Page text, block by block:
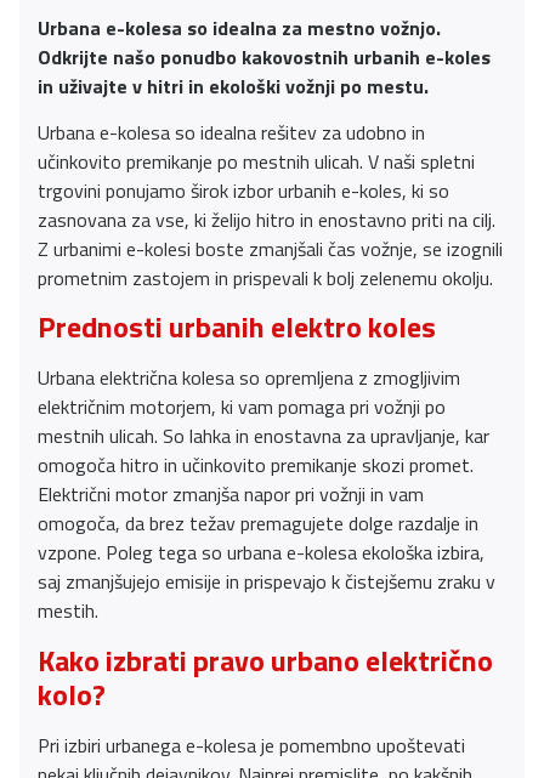
Urbana e-kolesa so idealna za mestno vožnjo.
Odkrijte našo ponudbo kakovostnih urbanih e-koles
in uživajte v hitri in ekološki vožnji po mestu.
Urbana e-kolesa so idealna rešitev za udobno in
učinkovito premikanje po mestnih ulicah. V naši spletni
trgovini ponujamo širok izbor urbanih e-koles, ki so
zasnovana za vse, ki želijo hitro in enostavno priti na cilj.
Z urbanimi e-kolesi boste zmanjšali čas vožnje, se izognili
prometnim zastojem in prispevali k bolj zelenemu okolju.
Prednosti urbanih elektro koles
Urbana električna kolesa so opremljena z zmogljivim
električnim motorjem, ki vam pomaga pri vožnji po
mestnih ulicah. So lahka in enostavna za upravljanje, kar
omogoča hitro in učinkovito premikanje skozi promet.
Električni motor zmanjša napor pri vožnji in vam
omogoča, da brez težav premagujete dolge razdalje in
vzpone. Poleg tega so urbana e-kolesa ekološka izbira,
saj zmanjšujejo emisije in prispevajo k čistejšemu zraku v
mestih.
Kako izbrati pravo urbano električno
kolo?
Pri izbiri urbanega e-kolesa je pomembno upoštevati